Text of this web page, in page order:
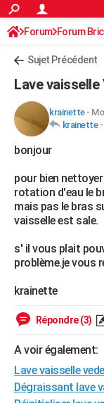
ACTUALITÉS
Politique
Société
Faits Divers
Education
Monde
Villes
+
FINANCE
Retraite
Impôts
Epargne
Immobilier
Risques naturels par
Banque
Assurance
CréditAUTO
Essais
Réserver un essai
Citadines
Berlines
SUV
Forum auto
+HIGH-TECH
Mobiles
Meilleur smartphone
Internet
Ordinateurs
Jeux vidéo
Guide high-tech
+BRICOLAGE
Forum
Aménagement
Extérieur
Cuisine
Salle de bains
Jardinage
Rangement
WEEK-END
Guides de France
Escapades
Patrimoine
Expositions
Musées
Week-end nature
LIFESTYLE
Art de vivre
Bien-être
Loisirs
ModeModes de vie
Destinations
City break
Voyage nature
Voyage de noces
Forum
Climat
BONS PLANS
Forum Forum
Sujet Précédent
Lave
krainette-
krainette-
bonjour
pour bien
rotation d'eau le
mais pas le bras
vaisselle est sale.
s' il vous plait
problème.je vous
krainette
Répondre (3)
A voir également:
Lave vaisselle
Dégraissant lave